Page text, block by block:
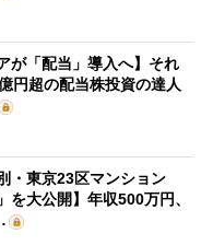
が「配当」導入へ】それ
円超の配当株投資の達人
・東京23区マンション
を大公開】年収500万円、